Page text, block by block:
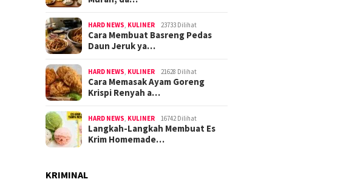
HARD NEWS KULINER 23733 Dilihat
Cara Membuat Basreng Pedas
Daun Jeruk ya…
HARD NEWS KULINER 21628 Dilihat
Cara Memasak Ayam Goreng
Krispi Renyah a…
HARD NEWS KULINER 16742 Dilihat
Langkah-Langkah Membuat Es
Krim Homemade…
KRIMINAL